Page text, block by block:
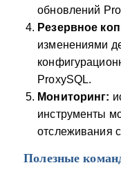
обновлений
Резервное
изменениями
ProxySQL.
Мониторинг:
инструменты
отслеживания
Полезные